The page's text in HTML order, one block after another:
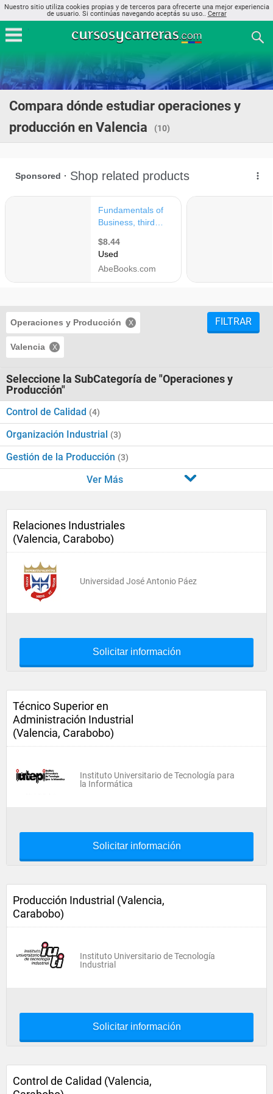
Nuestro sitio utiliza cookies propias y de terceros para ofrecerte una mejor experiencia
de usuario. Si continúas navegando aceptás su uso.. Cerrar
Compara dónde estudiar operaciones y
producción en Valencia
(10)
Operaciones y Producción
Valencia
FILTRAR
Seleccione la SubCategoría de "Operaciones y
Producción"
Control de Calidad (4)
Organización Industrial (3)
Gestión de la Producción (3)
Ver Más
Relaciones Industriales
(Valencia, Carabobo)
Universidad José Antonio Páez
Solicitar información
Técnico Superior en
Administración Industrial
(Valencia, Carabobo)
Instituto Universitario de Tecnología para
la Informática
Solicitar información
Producción Industrial (Valencia,
Carabobo)
Instituto Universitario de Tecnología
Industrial
Solicitar información
Control de Calidad (Valencia,